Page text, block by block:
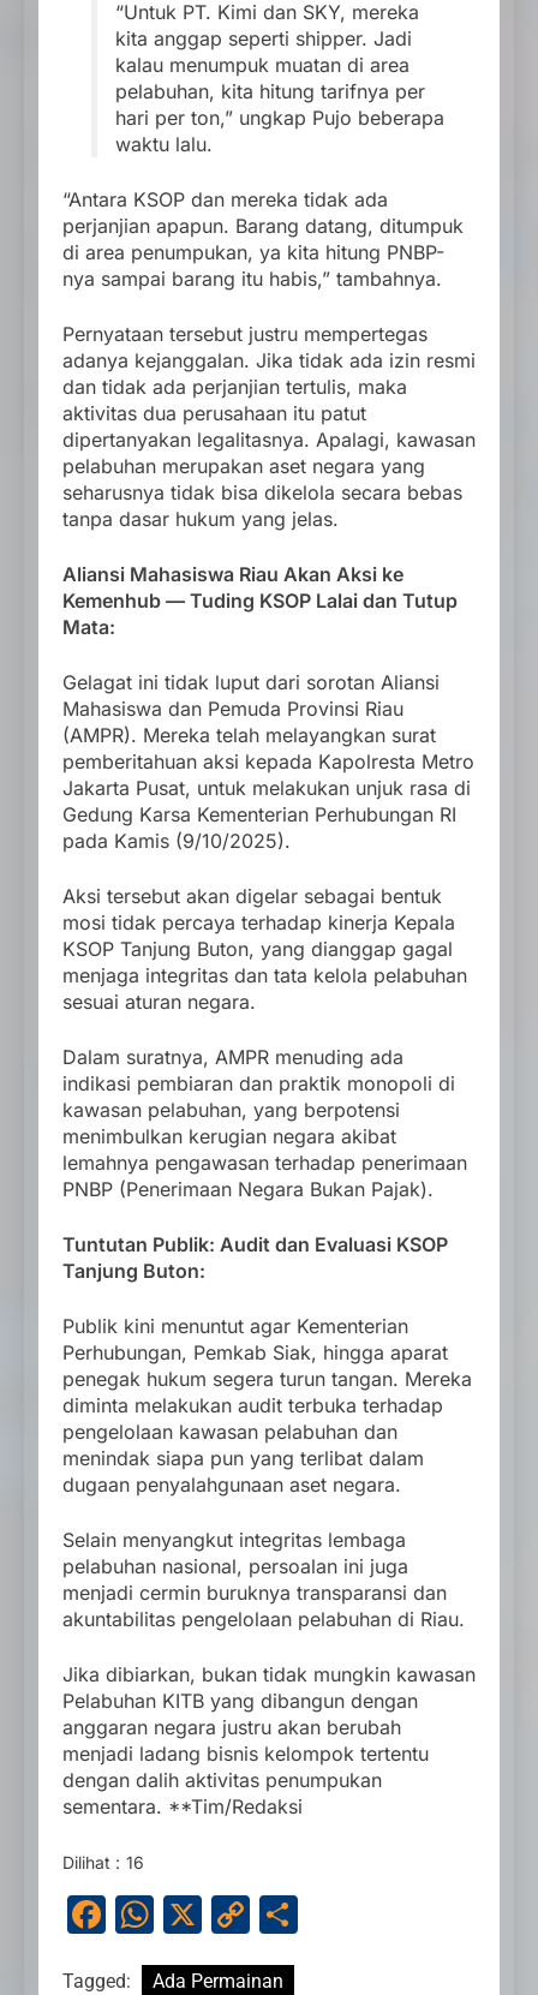
“Untuk PT. Kimi dan SKY, mereka
kita anggap seperti shipper. Jadi
kalau menumpuk muatan di area
pelabuhan, kita hitung tarifnya per
hari per ton,” ungkap Pujo beberapa
waktu lalu.
“Antara KSOP dan mereka tidak ada
perjanjian apapun. Barang datang, ditumpuk
di area penumpukan, ya kita hitung PNBP-
nya sampai barang itu habis,” tambahnya.
Pernyataan tersebut justru mempertegas
adanya kejanggalan. Jika tidak ada izin resmi
dan tidak ada perjanjian tertulis, maka
aktivitas dua perusahaan itu patut
dipertanyakan legalitasnya. Apalagi, kawasan
pelabuhan merupakan aset negara yang
seharusnya tidak bisa dikelola secara bebas
tanpa dasar hukum yang jelas.
Aliansi Mahasiswa Riau Akan Aksi ke
Kemenhub — Tuding KSOP Lalai dan Tutup
Mata:
Gelagat ini tidak luput dari sorotan Aliansi
Mahasiswa dan Pemuda Provinsi Riau
(AMPR). Mereka telah melayangkan surat
pemberitahuan aksi kepada Kapolresta Metro
Jakarta Pusat, untuk melakukan unjuk rasa di
Gedung Karsa Kementerian Perhubungan RI
pada Kamis (9/10/2025).
Aksi tersebut akan digelar sebagai bentuk
mosi tidak percaya terhadap kinerja Kepala
KSOP Tanjung Buton, yang dianggap gagal
menjaga integritas dan tata kelola pelabuhan
sesuai aturan negara.
Dalam suratnya, AMPR menuding ada
indikasi pembiaran dan praktik monopoli di
kawasan pelabuhan, yang berpotensi
menimbulkan kerugian negara akibat
lemahnya pengawasan terhadap penerimaan
PNBP (Penerimaan Negara Bukan Pajak).
Tuntutan Publik: Audit dan Evaluasi KSOP
Tanjung Buton:
Publik kini menuntut agar Kementerian
Perhubungan, Pemkab Siak, hingga aparat
penegak hukum segera turun tangan. Mereka
diminta melakukan audit terbuka terhadap
pengelolaan kawasan pelabuhan dan
menindak siapa pun yang terlibat dalam
dugaan penyalahgunaan aset negara.
Selain menyangkut integritas lembaga
pelabuhan nasional, persoalan ini juga
menjadi cermin buruknya transparansi dan
akuntabilitas pengelolaan pelabuhan di Riau.
Jika dibiarkan, bukan tidak mungkin kawasan
Pelabuhan KITB yang dibangun dengan
anggaran negara justru akan berubah
menjadi ladang bisnis kelompok tertentu
dengan dalih aktivitas penumpukan
sementara. **Tim/Redaksi
Dilihat : 16
Facebook
WhatsApp
X
Copy
Link
Tagged:
Ada Permainan